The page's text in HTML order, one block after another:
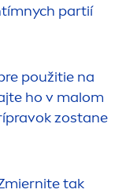
partií
použitie na
ho v malom
zostane
tak